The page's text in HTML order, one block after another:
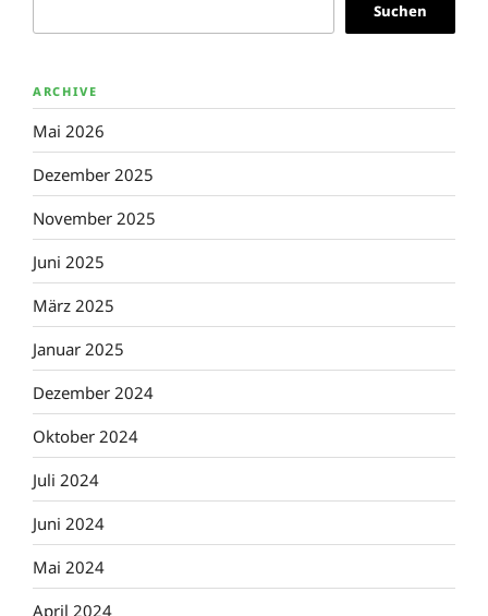
Suchen
ARCHIVE
Mai 2026
Dezember 2025
November 2025
Juni 2025
März 2025
Januar 2025
Dezember 2024
Oktober 2024
Juli 2024
Juni 2024
Mai 2024
April 2024